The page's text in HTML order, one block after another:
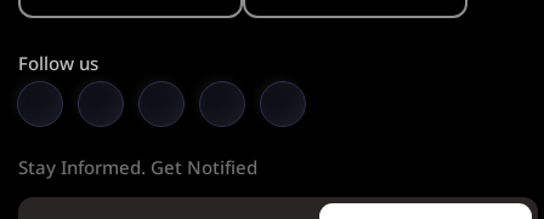
Follow us
Stay Informed. Get Notified